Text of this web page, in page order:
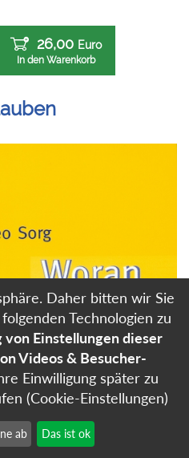
26,00 Euro
In den Warenkorb
Daher bitten wir Sie
Technologien zu
von Einstellungen dieser
Videos & Besucher-
Einwilligung später zu
(Cookie-Einstellungen)
ab Das ist ok